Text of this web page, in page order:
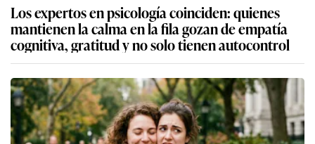
Los expertos en psicología coinciden: quienes
mantienen la calma en la fila gozan de empatía
cognitiva, gratitud y no solo tienen autocontrol